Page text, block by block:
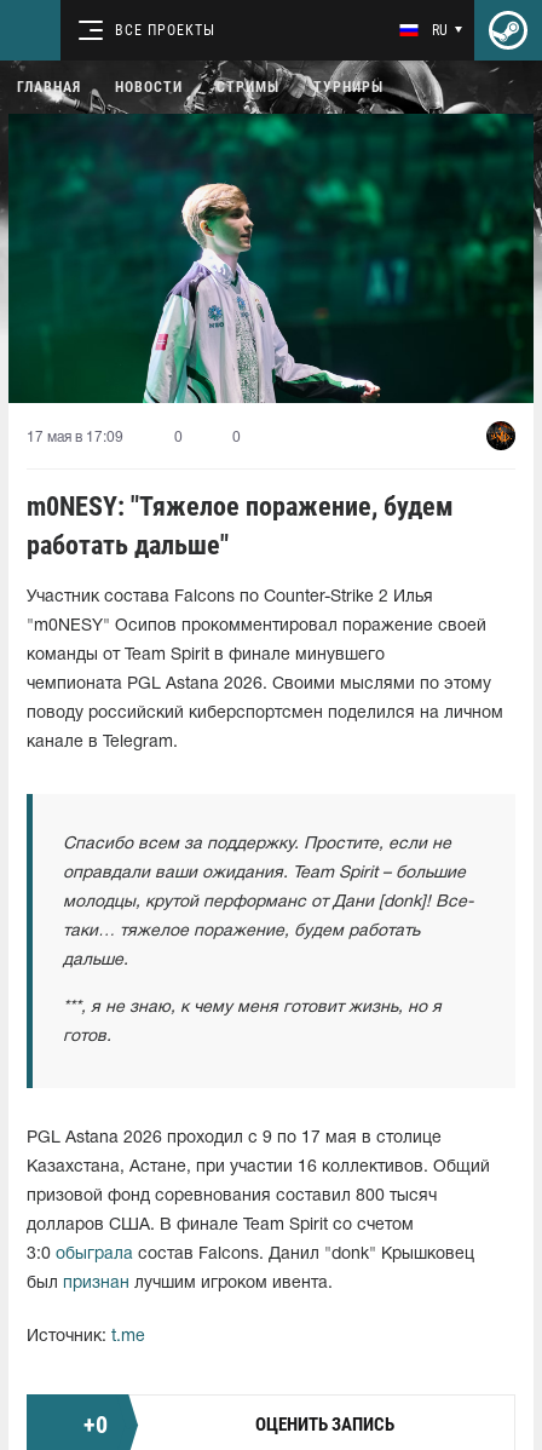
ВСЕ ПРОЕКТЫ RU
ГЛАВНАЯ НОВОСТИ СТРИМЫ ТУРНИРЫ
17 мая в 17:09 0 0
m0NESY: "Тяжелое поражение, будем
работать дальше"
Участник состава Falcons по Counter-Strike 2 Илья
"m0NESY" Осипов прокомментировал поражение своей
команды от Team Spirit в финале минувшего
чемпионата PGL Astana 2026. Своими мыслями по этому
поводу российский киберспортсмен поделился на личном
канале в Telegram.
Спасибо всем за поддержку. Простите, если не
оправдали ваши ожидания. Team Spirit – большие
молодцы, крутой перформанс от Дани [donk]! Все-
таки… тяжелое поражение, будем работать
дальше.
***, я не знаю, к чему меня готовит жизнь, но я
готов.
PGL Astana 2026 проходил с 9 по 17 мая в столице
Казахстана, Астане, при участии 16 коллективов. Общий
призовой фонд соревнования составил 800 тысяч
долларов США. В финале Team Spirit со счетом
3:0 обыграла состав Falcons. Данил "donk" Крышковец
был признан лучшим игроком ивента.
Источник: t.me
+0 ОЦЕНИТЬ ЗАПИСЬ